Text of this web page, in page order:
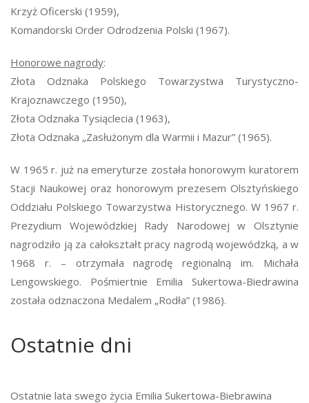
Krzyż Oficerski (1959),
Komandorski Order Odrodzenia Polski (1967).
Honorowe nagrody:
Złota Odznaka Polskiego Towarzystwa Turystyczno-
Krajoznawczego (1950),
Złota Odznaka Tysiąclecia (1963),
Złota Odznaka „Zasłużonym dla Warmii i Mazur” (1965).
W 1965 r. już na emeryturze została honorowym kuratorem
Stacji Naukowej oraz honorowym prezesem Olsztyńskiego
Oddziału Polskiego Towarzystwa Historycznego. W 1967 r.
Prezydium Wojewódzkiej Rady Narodowej w Olsztynie
nagrodziło ją za całokształt pracy nagrodą wojewódzką, a w
1968 r. – otrzymała nagrodę regionalną im. Michała
Lengowskiego. Pośmiertnie Emilia Sukertowa-Biedrawina
została odznaczona Medalem „Rodła” (1986).
Ostatnie dni
Ostatnie lata swego życia Emilia Sukertowa-Biebrawina